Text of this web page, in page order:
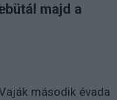
majd a
második évada